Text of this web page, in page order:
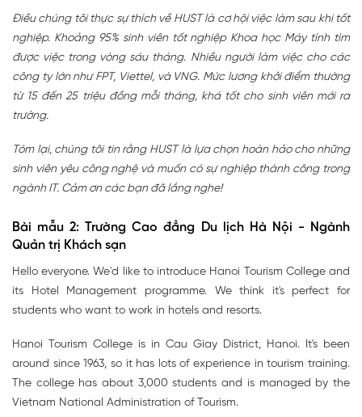
Điều chúng tôi thực sự thích về HUST là cơ hội việc làm sau khi tốt
nghiệp. Khoảng 95% sinh viên tốt nghiệp Khoa học Máy tính tìm
được việc trong vòng sáu tháng. Nhiều người làm việc cho các
công ty lớn như FPT, Viettel, và VNG. Mức lương khởi điểm thường
từ 15 đến 25 triệu đồng mỗi tháng, khá tốt cho sinh viên mới ra
trường.
Tóm lại, chúng tôi tin rằng HUST là lựa chọn hoàn hảo cho những
sinh viên yêu công nghệ và muốn có sự nghiệp thành công trong
ngành IT. Cảm ơn các bạn đã lắng nghe!
Bài mẫu 2: Trường Cao đẳng Du lịch Hà Nội - Ngành
Quản trị Khách sạn
Hello everyone. We'd like to introduce Hanoi Tourism College and
its Hotel Management programme. We think it's perfect for
students who want to work in hotels and resorts.
Hanoi Tourism College is in Cau Giay District, Hanoi. It's been
around since 1963, so it has lots of experience in tourism training.
The college has about 3,000 students and is managed by the
Vietnam National Administration of Tourism.